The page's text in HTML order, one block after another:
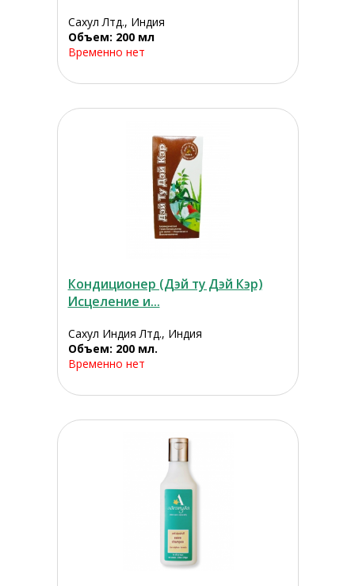
Сахул Лтд., Индия
Объем: 200 мл
Временно нет
Кондиционер (Дэй ту Дэй Кэр)
Исцеление и...
Сахул Индия Лтд., Индия
Объем: 200 мл.
Временно нет